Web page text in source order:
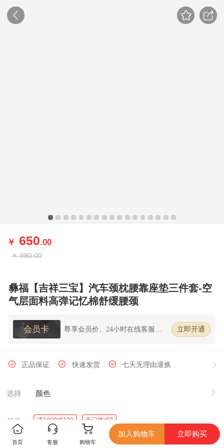
￥ 650.00
￥ 980.00
彝福【吉祥三宝】汽车颈枕腰靠座垫三件套-空
气层面料高弹记忆棉舒缓腰颈
会员卡
尊享会员价、24小时在线客服、7
立即开通
正品保证 快速发货 七天无理由退换
选择 颜色
领券 满1000减100 无门槛减8
首页 客服 购物车
加入购物车 立即购买